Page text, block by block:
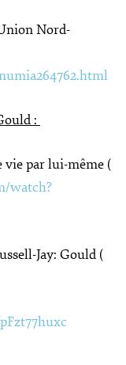
Nord-
:
vie par lui-même (
watch?
Jay: Gould (